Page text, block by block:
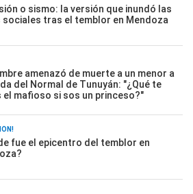
o sismo: la versión que inundó las
sociales tras el temblor en Mendoza
amenazó de muerte a un menor a
del Normal de Tunuyán: "¿Qué te
el mafioso si sos un princeso?"
fue el epicentro del temblor en